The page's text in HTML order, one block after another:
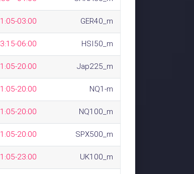
GER40_m
1:05-03:00 03:16-23:00
HSI50_m
3:15-06:00
Jap225_m
1:05-20:00
NQ1-m
1:05-20:00
NQ100_m
1:05-20:00
SPX500_m
1:05-20:00
UK100_m
1:05-23:00